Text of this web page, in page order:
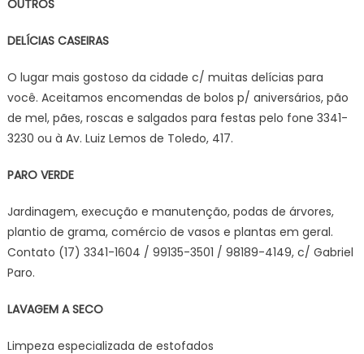
OUTROS
DELÍCIAS CASEIRAS
O lugar mais gostoso da cidade c/ muitas delícias para
você. Aceitamos encomendas de bolos p/ aniversários, pão
de mel, pães, roscas e salgados para festas pelo fone 3341-
3230 ou à Av. Luiz Lemos de Toledo, 417.
PARO VERDE
Jardinagem, execução e manutenção, podas de árvores,
plantio de grama, comércio de vasos e plantas em geral.
Contato (17) 3341-1604 / 99135-3501 / 98189-4149, c/ Gabriel
Paro.
LAVAGEM A SECO
Limpeza especializada de estofados